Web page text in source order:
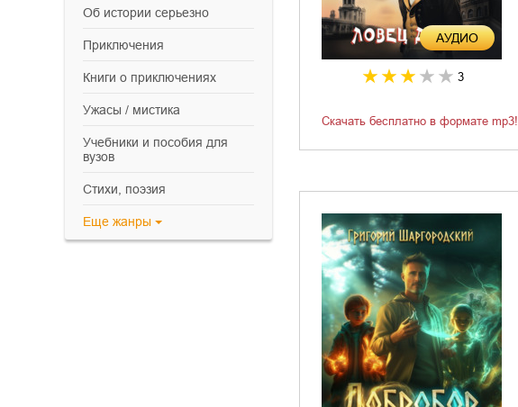
об истории серьезно
приключения
книги о приключениях
ужасы / мистика
учебники и пособия для
вузов
cтихи, поэзия
Еще жанры
AУДИО
3
Скачать бесплатно в формате mp3!